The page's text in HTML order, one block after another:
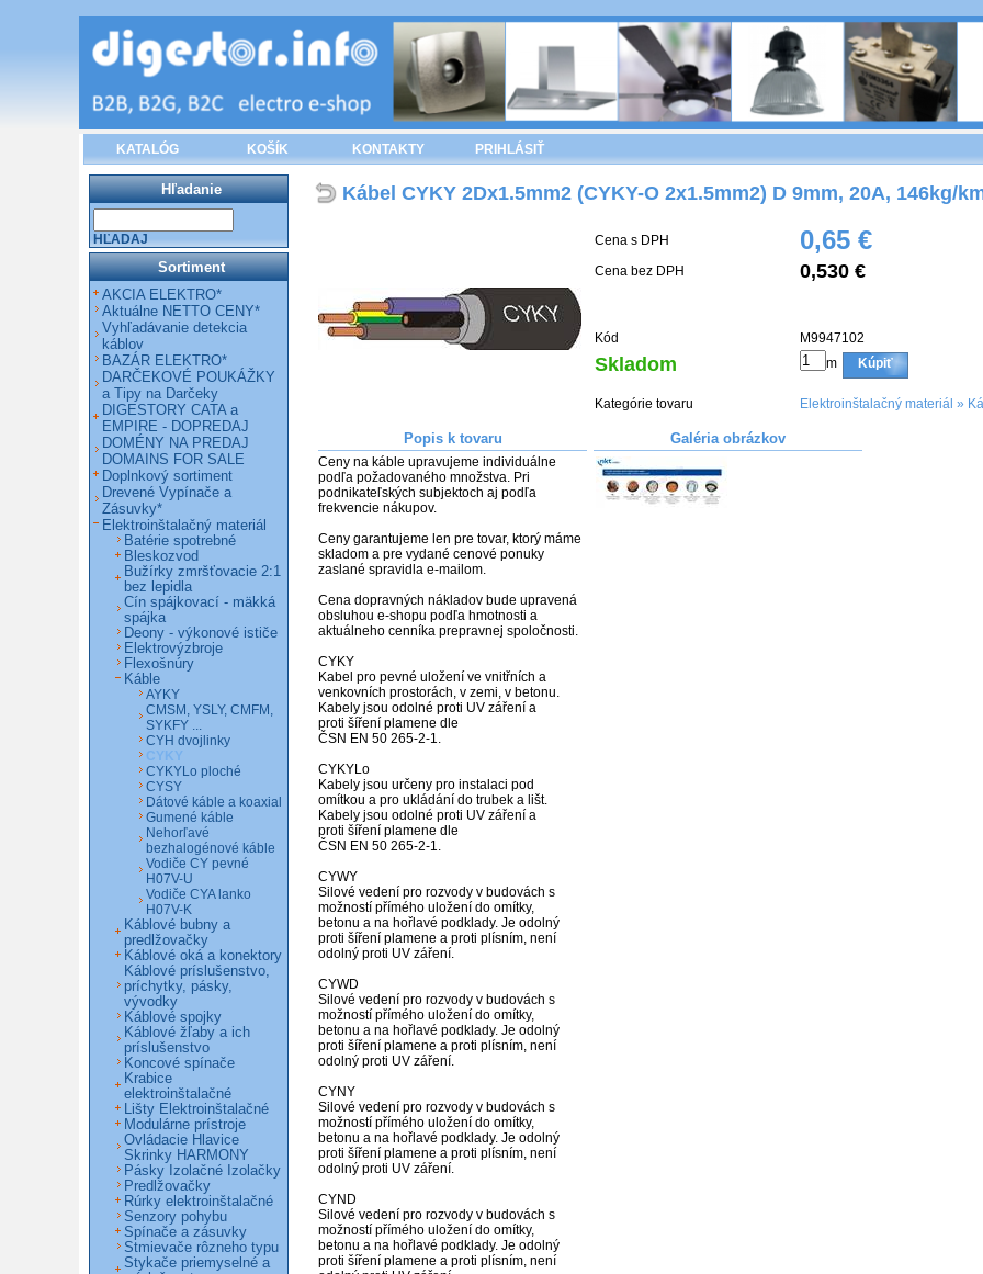
KATALÓG KOŠÍK KONTAKTY PRIHLÁSIŤ
Kábel CYKY 2Dx1.5mm2 (CYKY-O 2x1.5mm2) D 9mm, 20A, 146kg/
Cena s DPH 0,65 €
Cena bez DPH 0,530 €
Kód M9947102
Skladom m Kúpiť
Kategórie tovaru Elektroinštalačný materiál »
Popis k tovaru
Ceny na káble upravujeme individuálne
podľa požadovaného množstva. Pri
podnikateľských subjektoch aj podľa
frekvencie nákupov.
Ceny garantujeme len pre tovar, ktorý máme
skladom a pre vydané cenové ponuky
zaslané spravidla e-mailom.
Cena dopravných nákladov bude upravená
obsluhou e-shopu podľa hmotnosti a
aktuálneho cenníka prepravnej spoločnosti.
CYKY
Kabel pro pevné uložení ve vnitřních a
venkovních prostorách, v zemi, v betonu.
Kabely jsou odolné proti UV záření a
proti šíření plamene dle
ČSN EN 50 265-2-1.
CYKYLo
Kabely jsou určeny pro instalaci pod
omítkou a pro ukládání do trubek a lišt.
Kabely jsou odolné proti UV záření a
proti šíření plamene dle
ČSN EN 50 265-2-1.
CYWY
Silové vedení pro rozvody v budovách s
možností přímého uložení do omítky,
betonu a na hořlavé podklady. Je odolný
proti šíření plamene a proti plísním, není
odolný proti UV záření.
CYWD
Silové vedení pro rozvody v budovách s
možností přímého uložení do omítky,
betonu a na hořlavé podklady. Je odolný
proti šíření plamene a proti plísním, není
odolný proti UV záření.
CYNY
Silové vedení pro rozvody v budovách s
možností přímého uložení do omítky,
betonu a na hořlavé podklady. Je odolný
proti šíření plamene a proti plísním, není
odolný proti UV záření.
CYND
Silové vedení pro rozvody v budovách s
možností přímého uložení do omítky,
betonu a na hořlavé podklady. Je odolný
proti šíření plamene a proti plísním, není
Galéria obrázkov
Hľadanie
HĽADAJ
Sortiment
AKCIA ELEKTRO*
Aktuálne NETTO CENY*
Vyhľadávanie detekcia
káblov
BAZÁR ELEKTRO*
DARČEKOVÉ POUKÁŽKY
a Tipy na Darčeky
DIGESTORY CATA a
EMPIRE - DOPREDAJ
DOMÉNY NA PREDAJ
DOMAINS FOR SALE
Doplnkový sortiment
Drevené Vypínače a
Zásuvky*
Elektroinštalačný materiál
Batérie spotrebné
Bleskozvod
Bužírky zmršťovacie 2:1
bez lepidla
Cín spájkovací - mäkká
spájka
Deony - výkonové ističe
Elektrovýzbroje
Flexošnúry
Káble
AYKY
CMSM, YSLY, CMFM,
SYKFY ...
CYH dvojlinky
CYKY
CYKYLo ploché
CYSY
Dátové káble a koaxial
Gumené káble
Nehorľavé
bezhalogénové káble
Vodiče CY pevné
H07V-U
Vodiče CYA lanko
H07V-K
Káblové bubny a
predlžovačky
Káblové oká a konektory
Káblové príslušenstvo,
príchytky, pásky,
vývodky
Káblové spojky
Káblové žľaby a ich
príslušenstvo
Koncové spínače
Krabice
elektroinštalačné
Lišty Elektroinštalačné
Modulárne prístroje
Ovládacie Hlavice
Skrinky HARMONY
Pásky Izolačné Izolačky
Predlžovačky
Rúrky elektroinštalačné
Senzory pohybu
Spínače a zásuvky
Stmievače rôzneho typu
Stykače priemyselné a